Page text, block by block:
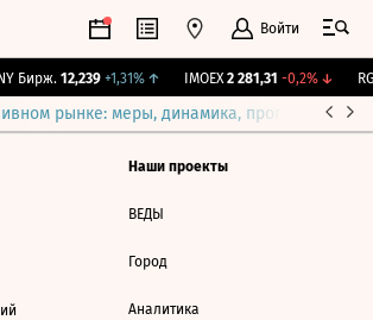
Войти
Бирж. 12,239 +1,31%↑ IMOEX 2 281,31 -0,2%↓
рынке: меры, динамика, прогнозы
Наши проекты
ВЕДЫ
Город
Аналитика